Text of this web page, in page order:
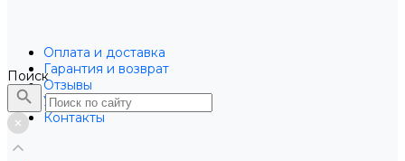
Оплата и доставка
Гарантия и возврат
Отзывы
Услуги
Контакты
Поиск